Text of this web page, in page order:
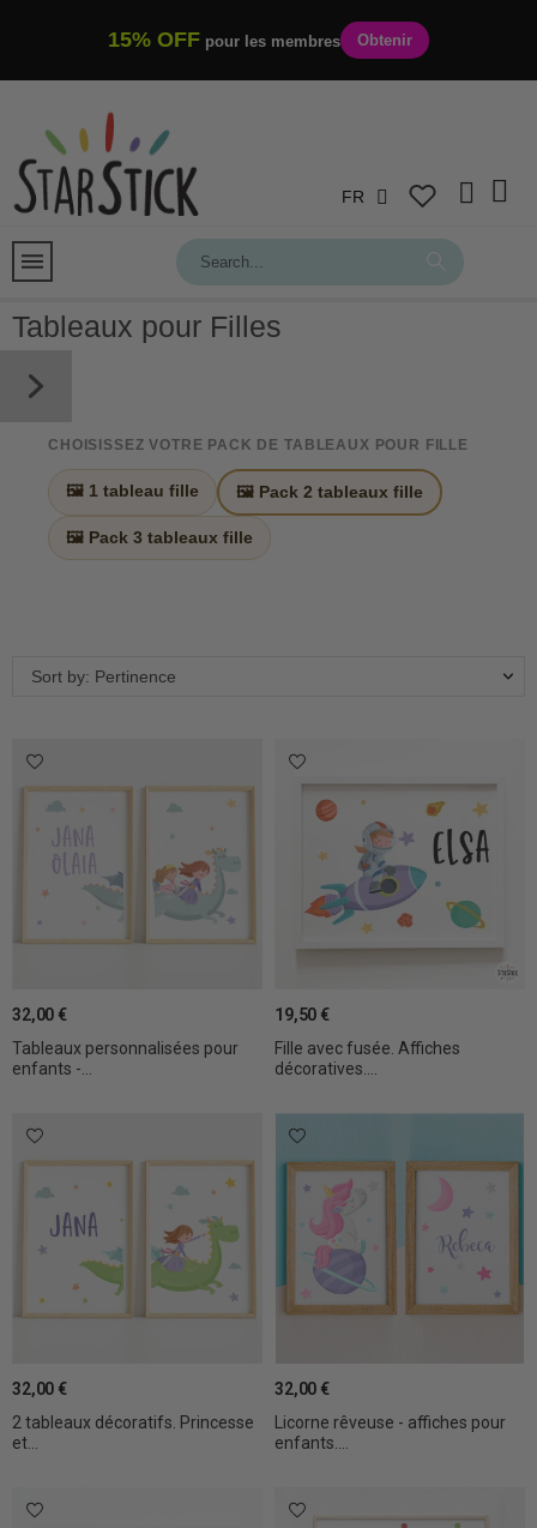
15% OFF pour les membres Obtenir
FR
Tableaux pour Filles
CHOISISSEZ VOTRE PACK DE TABLEAUX POUR FILLE
🖼️ 1 tableau fille 🖼️ Pack 2 tableaux fille
🖼️ Pack 3 tableaux fille
Sort by: Pertinence
Tableaux personnalisées pour
enfants -...
32,00 €
Fille avec fusée. Affiches
décoratives....
19,50 €
2 tableaux décoratifs. Princesse
et...
32,00 €
Licorne rêveuse - affiches pour
enfants....
32,00 €